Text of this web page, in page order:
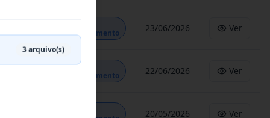
Andamento
23/06/2026 Ver
Em
Andamento
22/06/2026 Ver
20/05/2026 Ver
3arquivo(s)